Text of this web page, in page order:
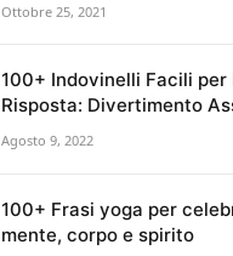
Ottobre 25, 2021
100+ Indovinelli Facili per
Risposta: Divertimento
Agosto 9, 2022
100+ Frasi yoga per
mente, corpo e spirito